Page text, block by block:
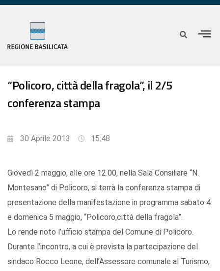
“Policoro, città della fragola”, il 2/5
conferenza stampa
30 Aprile 2013 15:48
Giovedì 2 maggio, alle ore 12.00, nella Sala Consiliare “N.
Montesano” di Policoro, si terrà la conferenza stampa di
presentazione della manifestazione in programma sabato 4
e domenica 5 maggio, “Policoro,città della fragola”.
Lo rende noto l’ufficio stampa del Comune di Policoro.
Durante l’incontro, a cui è prevista la partecipazione del
sindaco Rocco Leone, dell’Assessore comunale al Turismo,